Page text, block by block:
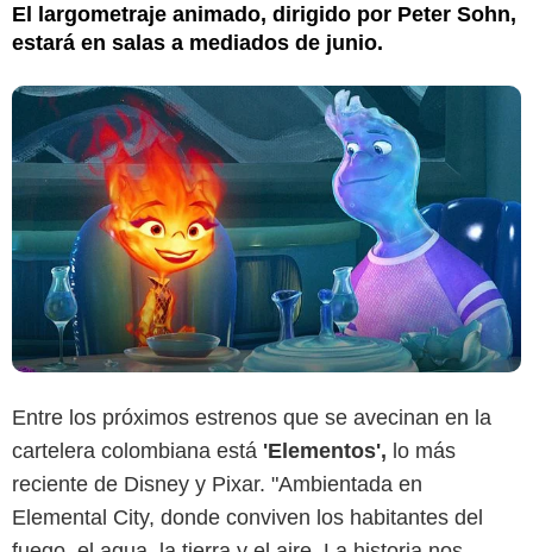
El largometraje animado, dirigido por Peter Sohn,
estará en salas a mediados de junio.
Entre los próximos estrenos que se avecinan en la
cartelera colombiana está 'Elementos', lo más
reciente de Disney y Pixar. "Ambientada en
Elemental City, donde conviven los habitantes del